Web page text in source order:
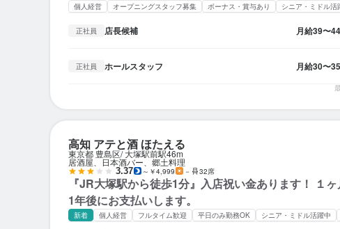
個人経営 オープニングスタッフ募集 ボーナス・賞与あり シニア・ミドル活
正社員 店長候補 月給39〜
正社員 ホールスタッフ 月給30〜
高知 アテと酒 ほたえる
東京都 豊島区 大塚駅前駅46m
居酒屋、日本酒バー、郷土料理
3.37 ～￥4,999 － 32席
『JR大塚駅から徒歩1分』入店祝い金あります！ １ヶ
1年後にお支払いします。
新着 個人経営 フルタイム歓迎 平日のみ勤務OK シニア・ミドル活躍中